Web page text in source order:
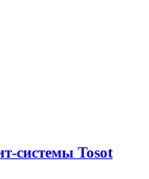
системы Tosot